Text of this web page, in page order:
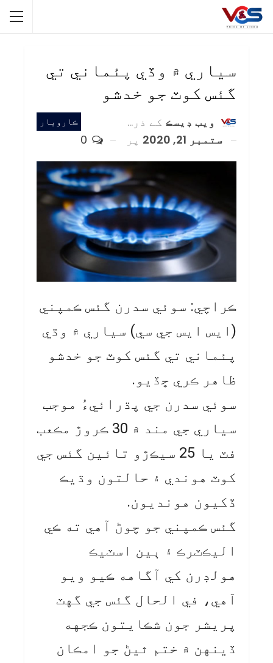
سياري ۾ وڏي پئماني تي
گئس کوٽ جو خدشو
ڪاروبار ويب ڊيسڪ کے ذریعہ
ستمبر 21, 2020
پر
ڪراچي: سوئي سدرن گئس ڪمپني
(ايس ايس جي سي) سياري ۾ وڌي
پئماني تي گئس کوٽ جو خدشو
ظاهر ڪري ڇڏيو.
سوئي سدرن جي پڌرائيءُ موجب
سياري جي مند ۾ 30 ڪروڙ مڪعب
فٽ يا 25 سيڪڙو تائين گئس جي
کوٽ هوندي ۽ حالتون وڌيڪ
ڏکيون هونديون.
گئس ڪمپني جو چوڻ آهي ته ڪي
اليڪٽرڪ ۽ ٻين اسٽيڪ
هولڊرن کي آگاهه ڪيو ويو
آهي، في الحال گئس جي گهٽ
پريشر جون شڪايتون ڪجهه
ڏينهن ۾ ختم ٿيڻ جو امڪان